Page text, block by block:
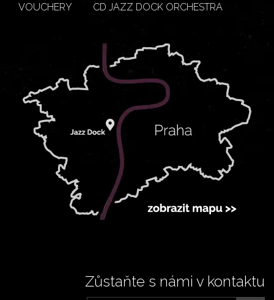
VOUCHERY
CD JAZZ DOCK ORCHESTRA
Zůstaňte s námi v kontaktu